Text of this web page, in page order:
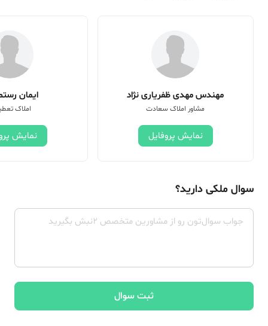
مهندس مهدی ظفریاری نژاد
مشاور املاک سعادت
نمایش پروفایل
ایمان
املاک
نمایش
سوال ملکی دارید؟
ثبت سوال